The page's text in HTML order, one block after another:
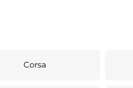
Corsa